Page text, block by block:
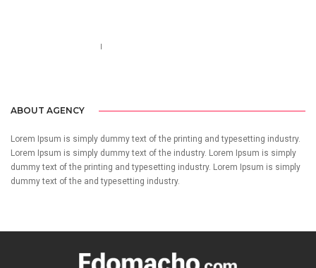
ABOUT AGENCY
Lorem Ipsum is simply dummy text of the printing and typesetting industry.
Lorem Ipsum is simply dummy text of the industry. Lorem Ipsum is simply
dummy text of the printing and typesetting industry. Lorem Ipsum is simply
dummy text of the and typesetting industry.